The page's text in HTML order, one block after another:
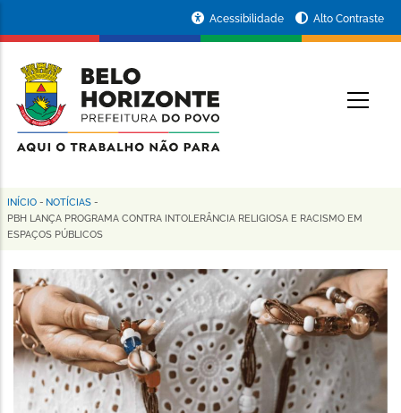
conteúdo
principal
da
Prefeitura
de
Horizonte
Acessibilidade Alto Contraste
Trilha
de
navegação
INÍCIO - NOTÍCIAS -
PBH LANÇA PROGRAMA CONTRA INTOLERÂNCIA RELIGIOSA E RACISMO EM
ESPAÇOS PÚBLICOS